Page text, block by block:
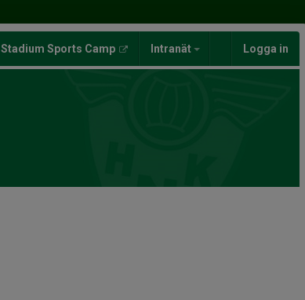
Stadium Sports Camp Intranät Logga in